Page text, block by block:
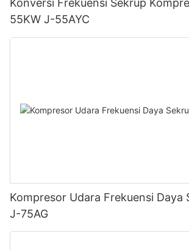
Konversi Frekuensi Sekrup
55KW J-55AYC
Kompresor Udara Frekuensi Daya
J-75AG